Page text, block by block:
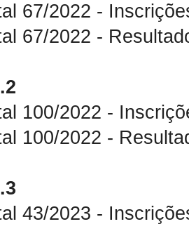
- Inscrições
- Resultado
- Inscrições
100/2022 -
- Inscrições